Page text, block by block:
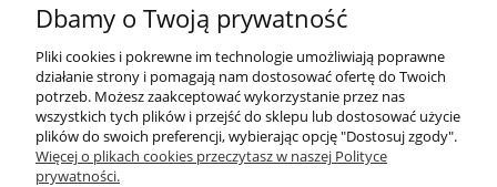
Zakupy
Twoje konto
Dbamy o Twoją prywatność
Pliki cookies i pokrewne im technologie umożliwiają poprawne
działanie strony i pomagają nam dostosować ofertę do Twoich
potrzeb. Możesz zaakceptować wykorzystanie przez nas
wszystkich tych plików i przejść do sklepu lub dostosować użycie
plików do swoich preferencji, wybierając opcję "Dostosuj zgody".
Więcej o plikach cookies przeczytasz w naszej Polityce
prywatności.